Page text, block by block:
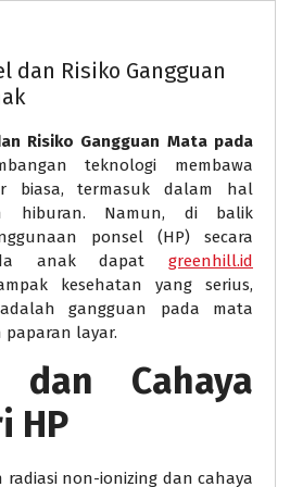
dan Risiko Gangguan
Risiko Gangguan Mata pada
teknologi membawa
biasa, termasuk dalam hal
hiburan. Namun, di balik
ponsel (HP) secara
anak dapat greenhill.id
kesehatan yang serius,
gangguan pada mata
paparan layar.
dan Cahaya
HP
radiasi non-ionizing dan cahaya